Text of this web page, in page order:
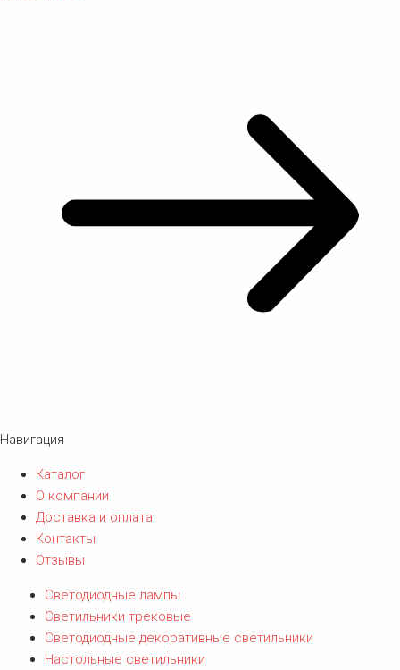
Навигация
Каталог
О компании
Доставка и оплата
Контакты
Отзывы
Светодиодные лампы
Светильники трековые
Светодиодные декоративные светильники
Настольные светильники